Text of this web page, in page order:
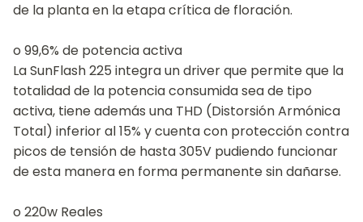
de la planta en la etapa crítica de floración.
o 99,6% de potencia activa
La SunFlash 225 integra un driver que permite que la
totalidad de la potencia consumida sea de tipo
activa, tiene además una THD (Distorsión Armónica
Total) inferior al 15% y cuenta con protección contra
picos de tensión de hasta 305V pudiendo funcionar
de esta manera en forma permanente sin dañarse.
o 220w Reales